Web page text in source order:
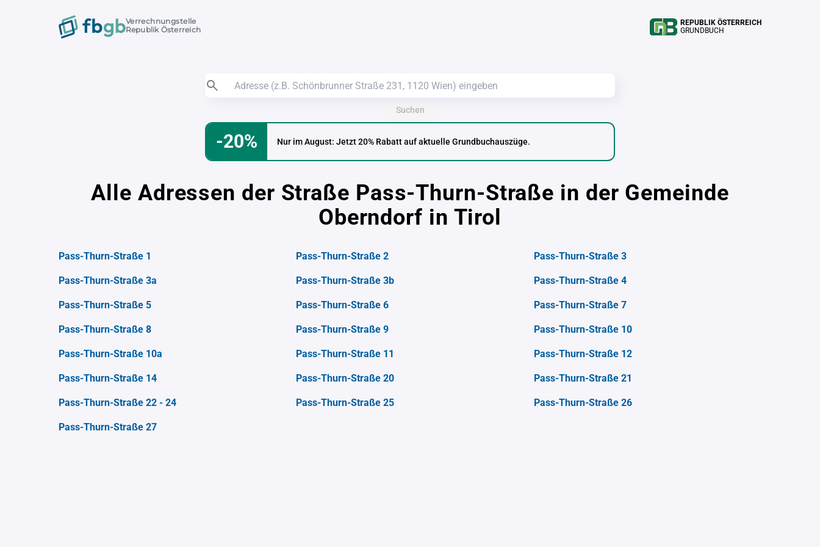
Verrechnungstelle
Republik Österreich
REPUBLIK ÖSTERREICH
GRUNDBUCH
Suchen
-20% Nur im August: Jetzt 20% Rabatt auf aktuelle Grundbuchauszüge.
Alle Adressen der Straße Pass-Thurn-Straße in der Gemeinde
Oberndorf in Tirol
Pass-Thurn-Straße 1 Pass-Thurn-Straße 2 Pass-Thurn-Straße 3
Pass-Thurn-Straße 3a Pass-Thurn-Straße 3b Pass-Thurn-Straße 4
Pass-Thurn-Straße 5 Pass-Thurn-Straße 6 Pass-Thurn-Straße 7
Pass-Thurn-Straße 8 Pass-Thurn-Straße 9 Pass-Thurn-Straße 10
Pass-Thurn-Straße 10a Pass-Thurn-Straße 11 Pass-Thurn-Straße 12
Pass-Thurn-Straße 14 Pass-Thurn-Straße 20 Pass-Thurn-Straße 21
Pass-Thurn-Straße 22 - 24 Pass-Thurn-Straße 25 Pass-Thurn-Straße 26
Pass-Thurn-Straße 27